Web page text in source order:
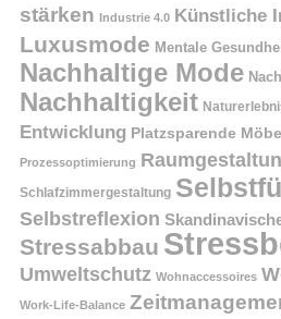
stärken Industrie 4.0 Künstliche
Luxusmode Mentale
Nachhaltige Mode
Nachhaltigkeit
Entwicklung Platzsparende
Prozessoptimierung
Schlafzimmergestaltung
Selbstreflexion
Stressabbau
Umweltschutz Wohnaccessoires
Work-Life-Balance